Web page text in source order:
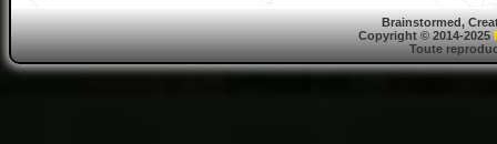
Brainstormed,
Copyright © 2014-2025
Toute